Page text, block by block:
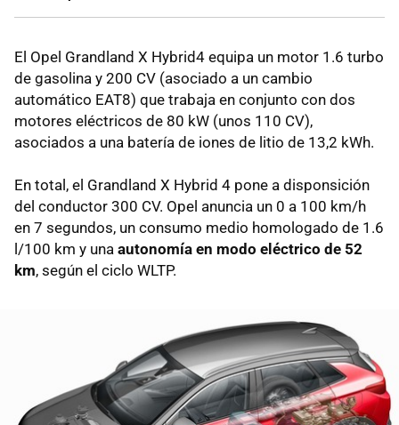
El Opel Grandland X Hybrid4 equipa un motor 1.6 turbo
de gasolina y 200 CV (asociado a un cambio
automático EAT8) que trabaja en conjunto con dos
motores eléctricos de 80 kW (unos 110 CV),
asociados a una batería de iones de litio de 13,2 kWh.
En total, el Grandland X Hybrid 4 pone a disponsición
del conductor 300 CV. Opel anuncia un 0 a 100 km/h
en 7 segundos, un consumo medio homologado de 1.6
l/100 km y una autonomía en modo eléctrico de 52
km, según el ciclo WLTP.